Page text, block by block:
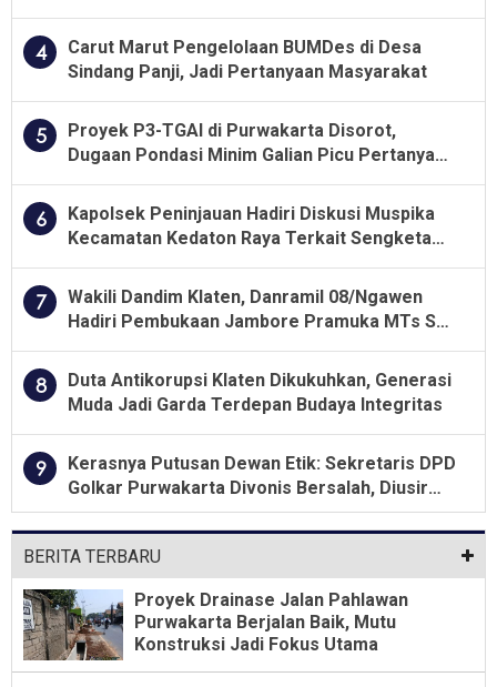
4
Carut Marut Pengelolaan BUMDes di Desa
Sindang Panji, Jadi Pertanyaan Masyarakat
5
Proyek P3-TGAI di Purwakarta Disorot,
Dugaan Pondasi Minim Galian Picu Pertanyaan
6
Kapolsek Peninjauan Hadiri Diskusi Muspika
Kecamatan Kedaton Raya Terkait Sengketa
7
Wakili Dandim Klaten, Danramil 08/Ngawen
Hadiri Pembukaan Jambore Pramuka MTs Se-
8
Duta Antikorupsi Klaten Dikukuhkan, Generasi
Muda Jadi Garda Terdepan Budaya Integritas
9
Kerasnya Putusan Dewan Etik: Sekretaris DPD
Golkar Purwakarta Divonis Bersalah, Diusir
Dari Jabatan Selama Empat Tahun
BERITA TERBARU
Proyek Drainase Jalan Pahlawan
Purwakarta Berjalan Baik, Mutu
Konstruksi Jadi Fokus Utama